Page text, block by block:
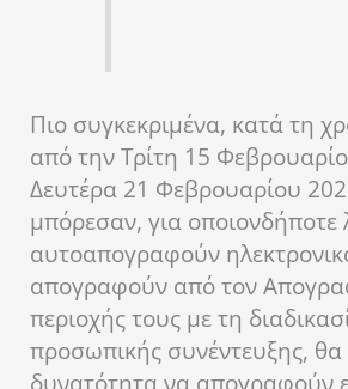
Πιο συγκεκριμένα, κατά τη
από την Τρίτη 15
Δευτέρα 21 Φεβρουαρίου
μπόρεσαν, για οποιονδήποτε
αυτοαπογραφούν
απογραφούν από τον
περιοχής τους με τη
προσωπικής συνέντευξης, θα